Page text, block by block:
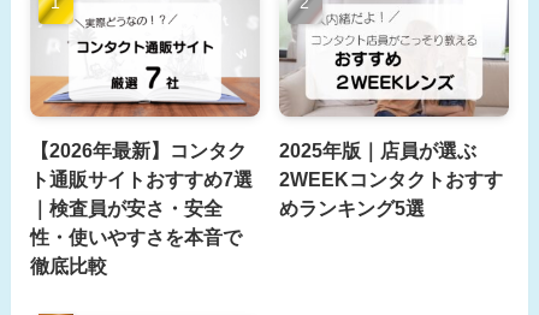
【2026年最新】コンタク
ト通販サイトおすすめ7選
｜検査員が安さ・安全
性・使いやすさを本音で
徹底比較
2025年版｜店員が選ぶ
2WEEKコンタクトおすす
めランキング5選